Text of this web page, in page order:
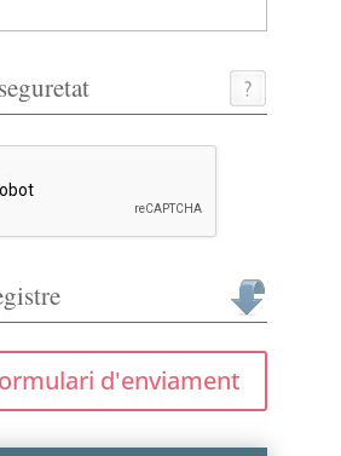
d'enviament